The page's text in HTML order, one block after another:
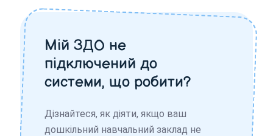
Мій ЗДО не
підключений до
системи, що робити?
Дізнайтеся, як діяти, якщо ваш
дошкільний навчальний заклад не